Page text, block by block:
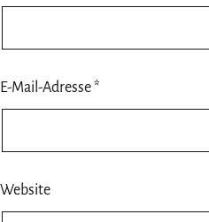
E-Mail-Adresse*
Website